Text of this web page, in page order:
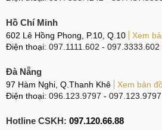
khách hàng đang gặp phải.
Tiếp nhận điện
B2: Báo giá
Nhân viên kỹ thuật xác định lỗi của
khách hàng đã đồng ý thay sửa, kỹ
Hồ Chí Minh
602 Lê Hồng Phong, P.10, Q.10
Xem
Điện thoại: 097.1111.602 - 097.3333.602
Đà Nẵng
97 Hàm Nghi, Q.Thanh Khê
Xem bản
Điện thoại: 096.123.9797 - 097.123.9797
Hotline CSKH: 097.120.66.88